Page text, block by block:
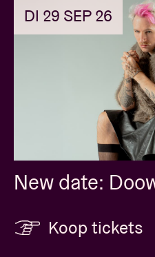
DI 29 SEP 26
New date:
Koop tickets